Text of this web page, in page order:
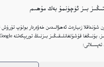
بىز ئۈچۈنمۇ بەك مۇھىم
شۇنداقلا زىيارەت ئەھۋالىدىن خەۋەردار بولۇپ
– غۇلام ئوسمان
ئۇيغۇر